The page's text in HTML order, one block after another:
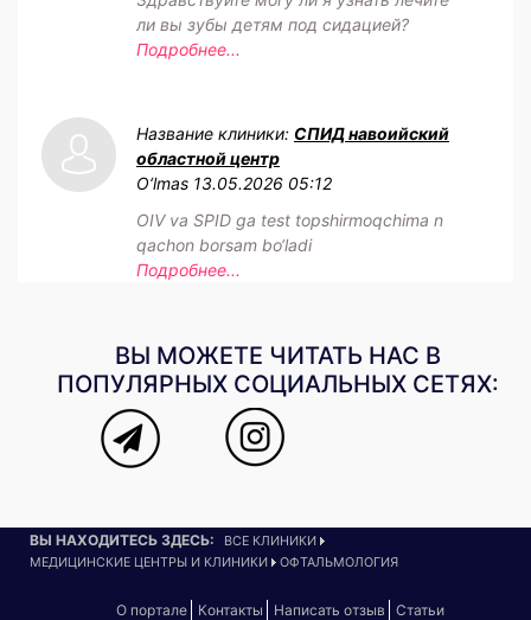
ли вы зубы детям под сидацией?
Подробнее...
Название клиники: СПИД навоийский
областной центр
O‘lmas 13.05.2026 05:12
OIV va SPID ga test topshirmoqchima n
qachon borsam bo‘ladi
Подробнее...
ВЫ МОЖЕТЕ ЧИТАТЬ НАС В
ПОПУЛЯРНЫХ СОЦИАЛЬНЫХ СЕТЯХ:
ВЫ НАХОДИТЕСЬ ЗДЕСЬ:
ВСЕ КЛИНИКИ
МЕДИЦИНСКИЕ ЦЕНТРЫ И КЛИНИКИ
ОФТАЛЬМОЛОГИЯ
О портале Контакты Написать отзыв
Статьи